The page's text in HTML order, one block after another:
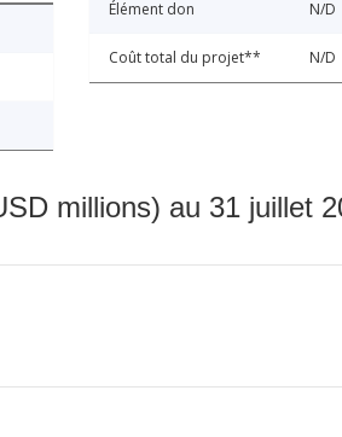
Élément don N/D
Coût total du projet** N/D
millions) au 31 juillet